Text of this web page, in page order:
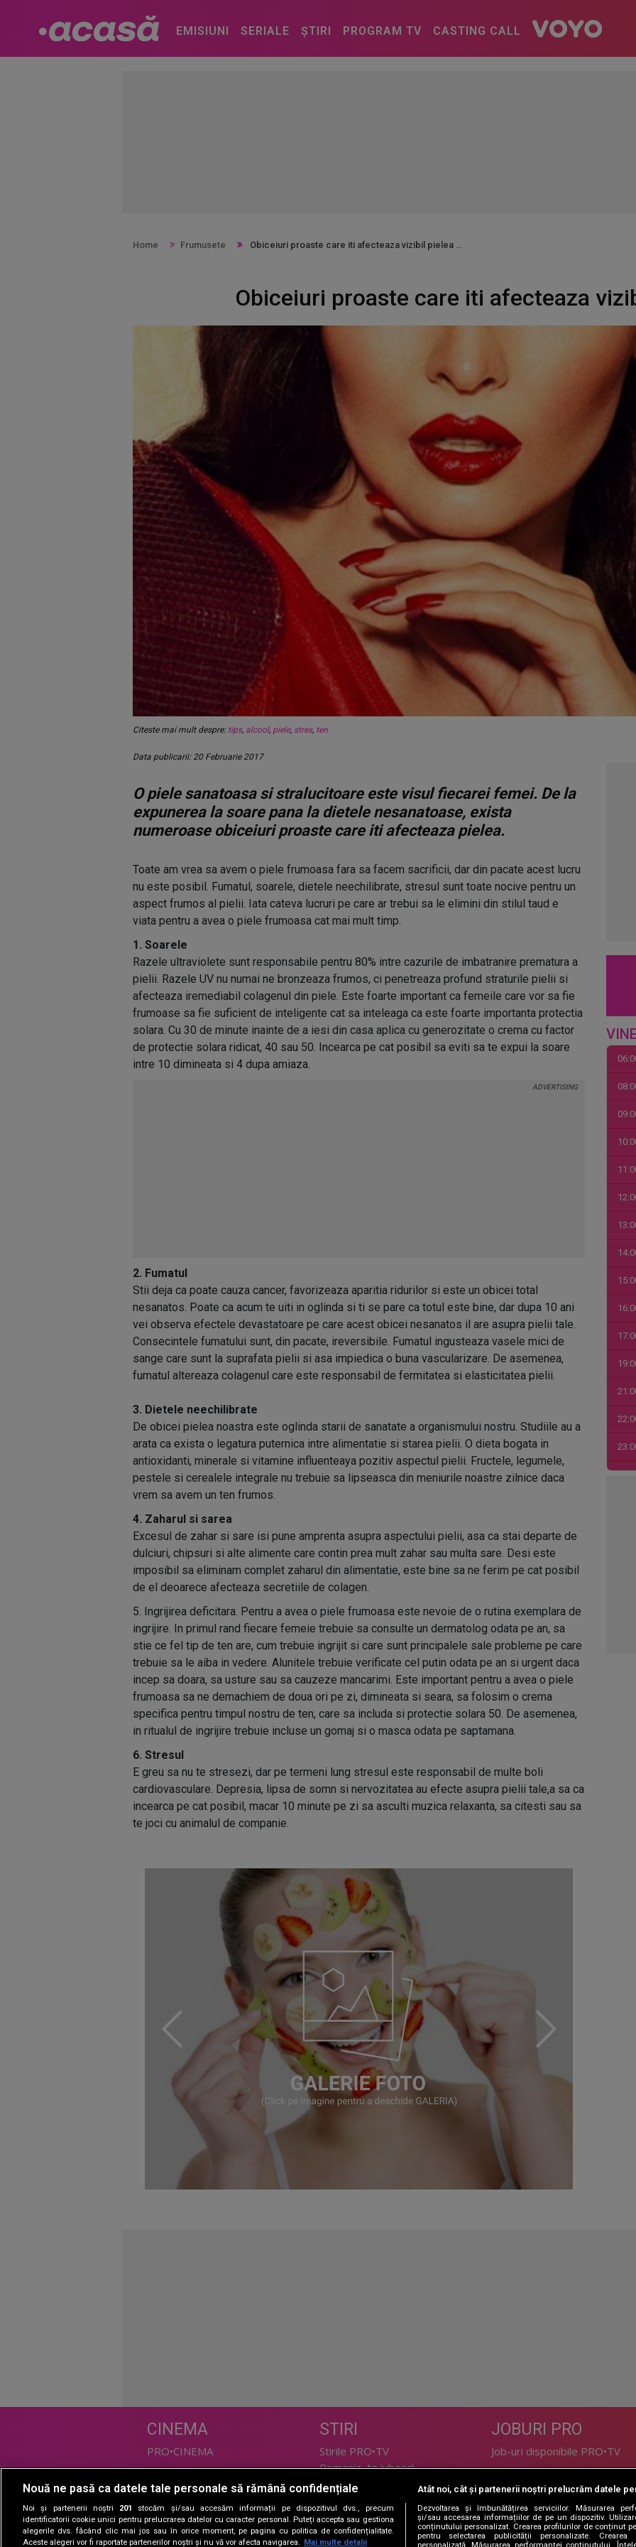
EMISIUNI SERIALE ȘTIRI PROGRAM TV CASTING CALL
Home Frumusete Obiceiuri proaste care iti afecteaza vizibil pielea
Obiceiuri proaste care iti afecteaza
Citeste mai mult despre: tips, alcool, piele, stres, ten
Data publicarii: 20 Februarie 2017
O piele sanatoasa si stralucitoare este visul fiecarei femei. De la
expunerea la soare pana la dietele nesanatoase, exista
numeroase obiceiuri proaste care iti afecteaza pielea.
Toate am vrea sa avem o piele frumoasa fara sa facem sacrificii, dar din pacate acest lucru
nu este posibil. Fumatul, soarele, dietele neechilibrate, stresul sunt toate nocive pentru un
aspect frumos al pielii. Iata cateva lucruri pe care ar trebui sa le elimini din stilul taud e
viata pentru a avea o piele frumoasa cat mai mult timp.
1. Soarele
Razele ultraviolete sunt responsabile pentru 80% intre cazurile de imbatranire prematura a
pielii. Razele UV nu numai ne bronzeaza frumos, ci penetreaza profund straturile pielii si
afecteaza iremediabil colagenul din piele. Este foarte important ca femeile care vor sa fie
frumoase sa fie suficient de inteligente cat sa inteleaga ca este foarte importanta protectia
solara. Cu 30 de minute inainte de a iesi din casa aplica cu generozitate o crema cu factor
de protectie solara ridicat, 40 sau 50. Incearca pe cat posibil sa eviti sa te expui la soare
intre 10 dimineata si 4 dupa amiaza.
2. Fumatul
Stii deja ca poate cauza cancer, favorizeaza aparitia ridurilor si este un obicei total
nesanatos. Poate ca acum te uiti in oglinda si ti se pare ca totul este bine, dar dupa 10 ani
vei observa efectele devastatoare pe care acest obicei nesanatos il are asupra pielii tale.
Consecintele fumatului sunt, din pacate, ireversibile. Fumatul ingusteaza vasele mici de
sange care sunt la suprafata pielii si asa impiedica o buna vascularizare. De asemenea,
fumatul altereaza colagenul care este responsabil de fermitatea si elasticitatea pielii.
3. Dietele neechilibrate
De obicei pielea noastra este oglinda starii de sanatate a organismului nostru. Studiile au a
arata ca exista o legatura puternica intre alimentatie si starea pielii. O dieta bogata in
antioxidanti, minerale si vitamine influenteaya pozitiv aspectul pielii. Fructele, legumele,
pestele si cerealele integrale nu trebuie sa lipseasca din meniurile noastre zilnice daca
vrem sa avem un ten frumos.
4. Zaharul si sarea
Excesul de zahar si sare isi pune amprenta asupra aspectului pielii, asa ca stai departe de
dulciuri, chipsuri si alte alimente care contin prea mult zahar sau multa sare. Desi este
imposibil sa eliminam complet zaharul din alimentatie, este bine sa ne ferim pe cat posibil
de el deoarece afecteaza secretiile de colagen.
5. Ingrijirea deficitara. Pentru a avea o piele frumoasa este nevoie de o rutina exemplara de
ingrijire. In primul rand fiecare femeie trebuie sa consulte un dermatolog odata pe an, sa
stie ce fel tip de ten are, cum trebuie ingrijit si care sunt principalele sale probleme pe care
trebuie sa le aiba in vedere. Alunitele trebuie verificate cel putin odata pe an si urgent daca
incep sa doara, sa usture sau sa cauzeze mancarimi. Este important pentru a avea o piele
frumoasa sa ne demachiem de doua ori pe zi, dimineata si seara, sa folosim o crema
specifica pentru timpul nostru de ten, care sa includa si protectie solara 50. De asemenea,
in ritualul de ingrijire trebuie incluse un gomaj si o masca odata pe saptamana.
6. Stresul
E greu sa nu te stresezi, dar pe termeni lung stresul este responsabil de multe boli
cardiovasculare. Depresia, lipsa de somn si nervozitatea au efecte asupra pielii tale,a sa ca
incearca pe cat posibil, macar 10 minute pe zi sa asculti muzica relaxanta, sa citesti sau sa
te joci cu animalul de companie.
CINEMA
PRO•CINEMA
DIVERTISMENT
PRO•TV
Romanii au talent
STIRI
Stirile PRO•TV
Romania, te iubesc!
TEHNOLOGIE
I Like IT
JOBURI PRO
Job-uri disponibile PRO•TV
LIFESTYLE
Doctor de Bine
Acasă
Nouă ne pasă ca datele tale personale să rămână confidențiale
Noi și partenerii noștri 201
stocăm și/sau accesăm informații pe dispozitivul dvs., precum
identificatorii cookie unici pentru prelucrarea datelor cu caracter personal. Puteți accepta sau gestiona
alegerile dvs. făcând clic mai jos sau în orice moment, pe pagina cu politica de confidențialitate.
Aceste alegeri vor fi raportate partenerilor noștri și nu vă vor afecta navigarea.
Mai multe detalii
Atât noi, cât și partenerii noștri prelucrăm datele
Dezvoltarea și îmbunătățirea serviciilor. Măsurarea
și/sau accesarea informațiilor de pe un dispozitiv.
conținutului personalizat. Crearea profilurilor de conținut
pentru selectarea publicității personalizate.